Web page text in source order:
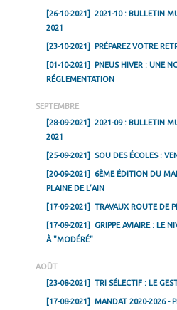
[26-10-2021]
2021-10 : BULLETIN
2021
[23-10-2021] PRÉPAREZ VOTRE
[01-10-2021]
PNEUS HIVER : UNE
RÉGLEMENTATION
SEPTEMBRE
[28-09-2021]
2021-09 : BULLETIN
2021
[25-09-2021] SOU DES ÉCOLES :
[20-09-2021]
6ÈME ÉDITION DU
PLAINE DE L’AIN
[17-09-2021] TRAVAUX ROUTE DE
[17-09-2021]
GRIPPE AVIAIRE : LE
À "MODÉRÉ"
AOÛT
[23-08-2021]
TRI SÉLECTIF : LE
[17-08-2021] MANDAT 2020-2026 -